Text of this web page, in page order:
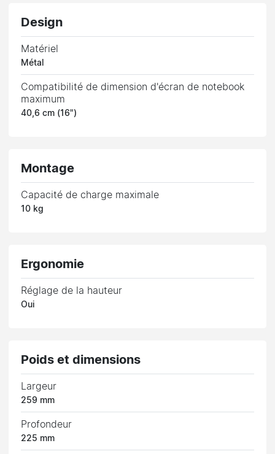
Design
Matériel
Métal
Compatibilité de dimension d'écran de notebook
maximum
40,6 cm (16")
Montage
Capacité de charge maximale
10 kg
Ergonomie
Réglage de la hauteur
Oui
Poids et dimensions
Largeur
259 mm
Profondeur
225 mm